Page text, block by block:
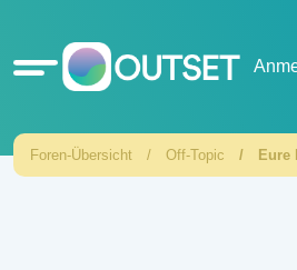
Schnellzugriff
Foren-Übersicht Off-Topic Eure